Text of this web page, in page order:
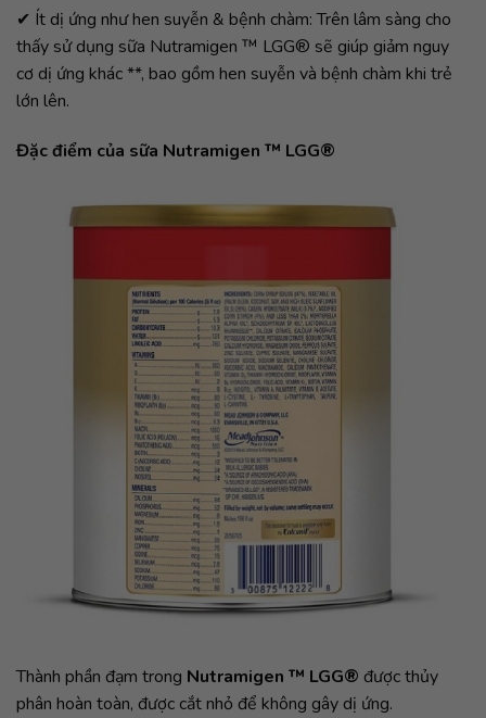
✔ Ít dị ứng như hen suyễn & bệnh chàm: Trên lâm sàng cho
thấy sử dụng sữa Nutramigen ™ LGG® sẽ giúp giảm nguy
cơ dị ứng khác **, bao gồm hen suyễn và bệnh chàm khi trẻ
lớn lên.
Đặc điểm của sữa Nutramigen ™ LGG®
Thành phần đạm trong Nutramigen ™ LGG® được thủy
phân hoàn toàn, được cắt nhỏ để không gây dị ứng.